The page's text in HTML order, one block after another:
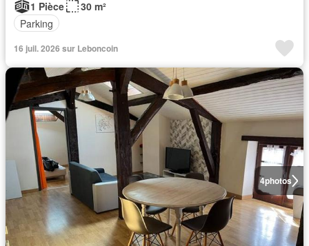
1 Pièce
30 m²
Parking
16 juil. 2026 sur Leboncoin
4photos